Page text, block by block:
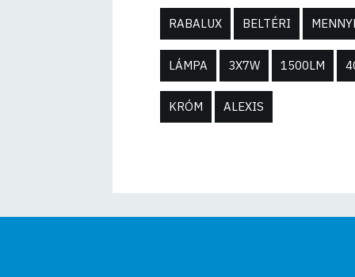
RABALUX BELTÉRI
LÁMPA 3X7W 1500LM
KRÓM ALEXIS